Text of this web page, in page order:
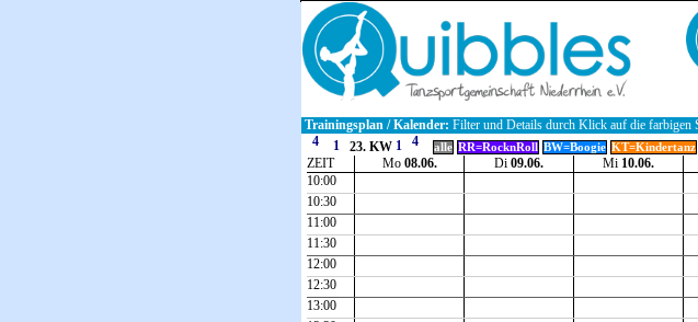
Trainingsplan / Kalender: Filter und Details durch Klick auf die farbigen
23. KW
alle RR=RocknRoll BW=Boogie KT=Kindertanz
ZEIT Mo 08.06. Di 09.06. Mi 10.06.
10:00
10:30
11:00
11:30
12:00
12:30
13:00